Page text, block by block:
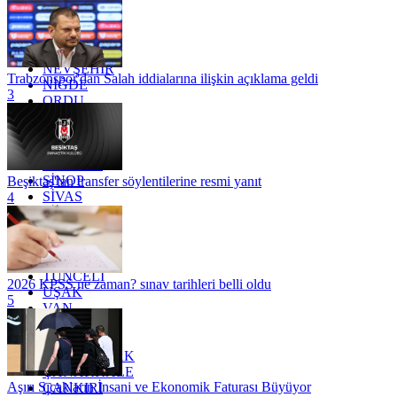
MARDİN
MERSİN
MUĞLA
MUŞ
NEVŞEHİR
NİĞDE
ORDU
OSMANİYE
RİZE
SAKARYA
SİNOP
SİVAS
SİİRT
TEKİRDAĞ
TOKAT
TRABZON
TUNCELİ
UŞAK
VAN
YALOVA
YOZGAT
ZONGULDAK
ÇANAKKALE
ÇANKIRI
Trabzonspor'dan Salah iddialarına ilişkin açıklama geldi
3
Beşiktaş'tan transfer söylentilerine resmi yanıt
4
2026 KPSS ne zaman? sınav tarihleri belli oldu
5
Aşırı Sıcakların İnsani ve Ekonomik Faturası Büyüyor